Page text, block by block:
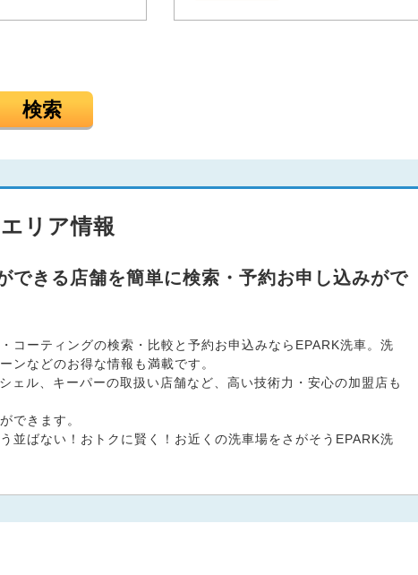
検索
リア情報
できる店舗を簡単に検索・予約お申し込みがで
コーティングの検索・比較と予約お申込みならEPARK洗車。洗
ンなどのお得な情報も満載です。
ル、キーパーの取扱い店舗など、高い技術力・安心の加盟店も
できます。
並ばない！おトクに賢く！お近くの洗車場をさがそうEPARK洗